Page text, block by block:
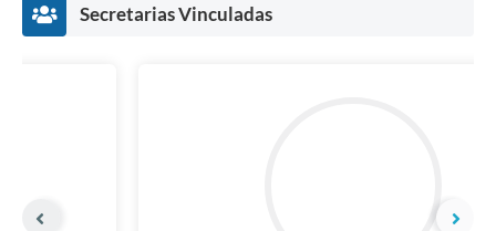
Secretarias Vinculadas